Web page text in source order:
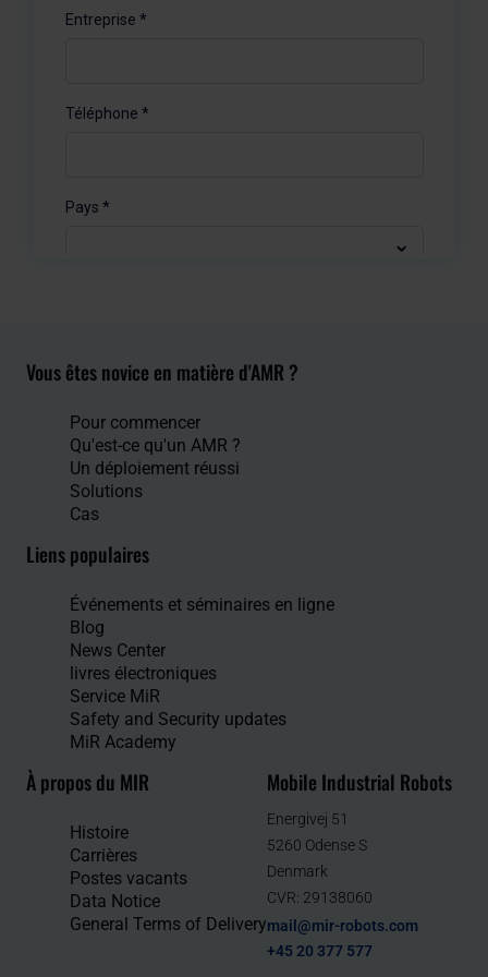
Vous êtes novice en matière d'AMR ?
Pour commencer
Qu'est-ce qu'un AMR ?
Un déploiement réussi
Solutions
Cas
Liens populaires
Événements et séminaires en ligne
Blog
News Center
livres électroniques
Service MiR
Safety and Security updates
MiR Academy
À propos du MIR
Histoire
Carrières
Postes vacants
Data Notice
General Terms of Delivery
Mobile Industrial Robots
Energivej 51
5260 Odense S
Denmark
CVR: 29138060
mail@mir-robots.com
+45 20 377 577